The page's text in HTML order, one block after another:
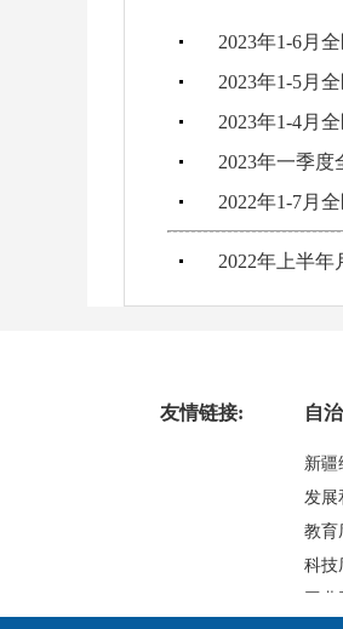
2023年1-6月
2023年1-5月
2023年1-4月
2023年一季度
2022年1-7月
2022年上半年
友情链接: 自
新疆
发展
教育
科技
工业